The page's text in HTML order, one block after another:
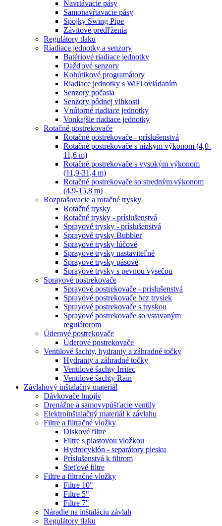
Navrtávacie pásy
Samonavŕtavacie pásy
Spojky Swing Pipe
Závitové predľženia
Regulátory tlaku
Riadiace jednotky a senzory
Batériové riadiace jednotky
Dažďové senzory
Kohútikové programátory
Riadiace jednotky s WiFi ovládaním
Senzory počasia
Senzory pôdnej vlhkosti
Vnútorné riadiace jednotky
Vonkajšie riadiace jednotky
Rotačné postrekovače
Rotačné postrekovače - príslušenstvá
Rotačné postrekovače s nízkym výkonom (4,0-
11,6 m)
Rotačné postrekovače s vysokým výkonom
(11,9-31,4 m)
Rotačné postrekovače so stredným výkonom
(4,9-15,8 m)
Rozprašovacie a rotačné trysky
Rotačné trysky
Rotačné trysky - príslušenstvá
Sprayové trysky - príslušenstvá
Sprayové trysky Bubbler
Sprayové trysky lúčové
Sprayové trysky nastaviteľné
Sprayové trysky pásové
Sprayové trysky s pevnou výsečou
Sprayové postrekovače
Sprayové postrekovače - príslušenstvá
Sprayové postrekovače bez trysiek
Sprayové postrekovače s tryskou
Sprayové postrekovače so vstavaným
regulátorom
Úderové postrekovače
Úderové postrekovače
Ventilové šachty, hydranty a záhradné točky
Hydranty a záhradné točky
Ventilové šachty Irritec
Ventilové šachty Rain
Závlahový inštalačný materiál
Dávkovače hnojív
Drenážne a samovypúšťacie ventily
Elektroinštalačný materiál k závlahu
Filtre a filtračné vložky
Diskové filtre
Filtre s plastovou vložkou
Hydrocyklón - separátory piesku
Príslušenstvá k filtrom
Sieťové filtre
Filtre a filtračné vložky
Filtre 10"
Filtre 5"
Filtre 7"
Náradie na inštaláciu závlah
Regulátory tlaku